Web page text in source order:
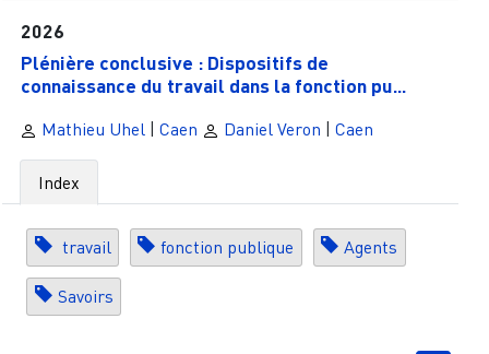
2026
Plénière conclusive : Dispositifs de
connaissance du travail dans la fonction pu...
Mathieu Uhel| Caen Daniel Veron Caen
Index
travail fonction publique Agents
Savoirs